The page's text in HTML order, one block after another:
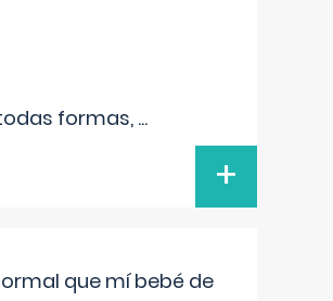
formas, ...
+
que mí bebé de